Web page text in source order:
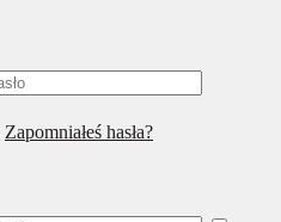
Zapomniałeś hasła?